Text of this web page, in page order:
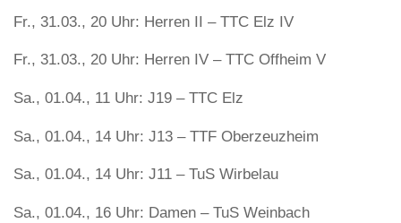
Fr., 31.03., 20 Uhr: Herren II – TTC Elz IV
Fr., 31.03., 20 Uhr: Herren IV – TTC Offheim V
Sa., 01.04., 11 Uhr: J19 – TTC Elz
Sa., 01.04., 14 Uhr: J13 – TTF Oberzeuzheim
Sa., 01.04., 14 Uhr: J11 – TuS Wirbelau
Sa., 01.04., 16 Uhr: Damen – TuS Weinbach